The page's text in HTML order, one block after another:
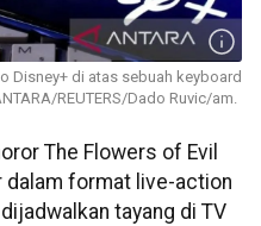
Disney+ di atas sebuah keyboard
REUTERS/Dado Ruvic/am.
The Flowers of Evil
dalam format live-action
tayang di TV